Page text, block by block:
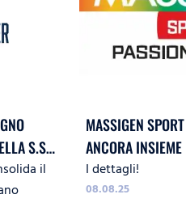
S.S.
il
MASSIGEN
ANCORA INSIEME
I dettagli!
08.08.25